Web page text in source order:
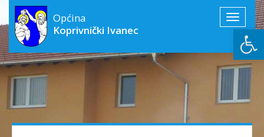
Toggle
Općina
Koprivnički Ivanec